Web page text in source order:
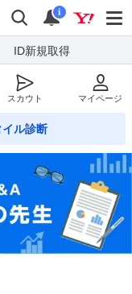
グ
検索
通知
i
ID新規取得
スカウト マイページ
ル診断